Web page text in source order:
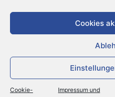
Cookies
Cookie- Impressum und
Copyright © 2026